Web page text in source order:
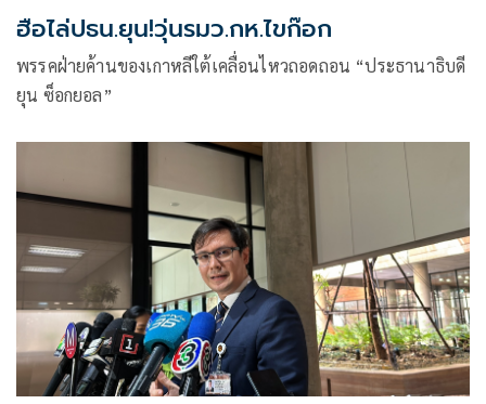
ฮือไล่ปธน.ยุน!วุ่นรมว.กห.ไขก๊อก
พรรคฝ่ายค้านของเกาหลีใต้เคลื่อนไหวถอดถอน “ประธานาธิบดี
ยุน ซ็อกยอล”